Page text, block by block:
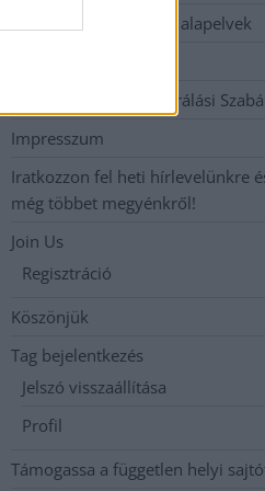
Etikai és függetlenségi alapelvek
Hozzászólási és Moderálási
Impresszum
Iratkozzon fel heti hírlevelünkre
még többet megyénkről!
Join Us
Regisztráció
Köszönjük
Tag bejelentkezés
Jelszó visszaállítása
Profil
Támogassa a független helyi